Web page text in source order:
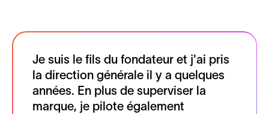
Je suis le fils du fondateur et j'ai pris
la direction générale il y a quelques
années. En plus de superviser la
marque, je pilote également